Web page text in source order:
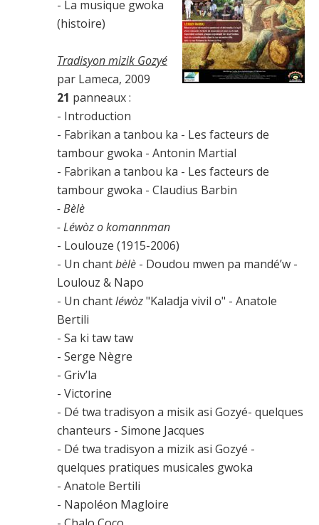
- La musique gwoka
(histoire)
Tradisyon mizik Gozyé
par Lameca, 2009
21 panneaux :
- Introduction
- Fabrikan a tanbou ka - Les facteurs de
tambour gwoka - Antonin Martial
- Fabrikan a tanbou ka - Les facteurs de
tambour gwoka - Claudius Barbin
- Bèlè
- Léwòz o komannman
- Loulouze (1915-2006)
- Un chantbèlè - Doudou mwen pa mandé’w -
Loulouz & Napo
- Un chantléwòz"Kaladja vivil o" - Anatole
Bertili
- Sa ki taw taw
- Serge Nègre
- Griv’la
- Victorine
- Dé twa tradisyon a misik asi Gozyé- quelques
chanteurs - Simone Jacques
- Dé twa tradisyon a mizik asi Gozyé -
quelques pratiques musicales gwoka
- Anatole Bertili
- Napoléon Magloire